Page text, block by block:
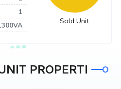
1
Sold Unit
PROPERTI